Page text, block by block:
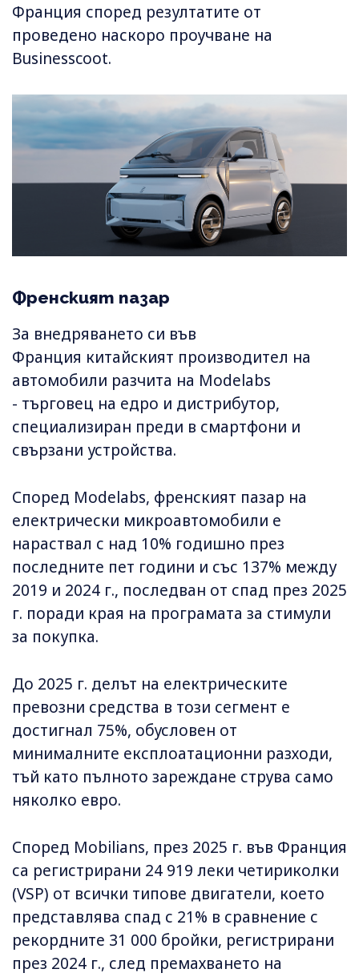
Франция според резултатите от
проведено наскоро проучване на
Businesscoot.
Френският пазар
За внедряването си във
Франция китайският производител на
автомобили разчита на Modelabs
- търговец на едро и дистрибутор,
специализиран преди в смартфони и
свързани устройства.
Според Modelabs, френският пазар на
електрически микроавтомобили е
нараствал с над 10% годишно през
последните пет години и със 137% между
2019 и 2024 г., последван от спад през 2025
г. поради края на програмата за стимули
за покупка.
До 2025 г. делът на електрическите
превозни средства в този сегмент е
достигнал 75%, обусловен от
минималните експлоатационни разходи,
тъй като пълното зареждане струва само
няколко евро.
Според Mobilians, през 2025 г. във Франция
са регистрирани 24 919 леки четириколки
(VSP) от всички типове двигатели, което
представлява спад с 21% в сравнение с
рекордните 31 000 бройки, регистрирани
през 2024 г., след премахването на